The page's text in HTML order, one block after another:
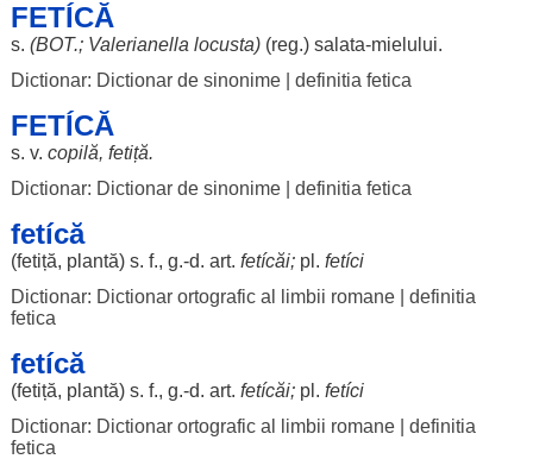
FETÍCĂ
s. (BOT.; Valerianella locusta) (reg.) salata-mielului.
Dictionar: Dictionar de sinonime| definitia fetica
FETÍCĂ
s. v. copilă, fetiță.
Dictionar: Dictionar de sinonime| definitia fetica
fetícă
(fetiță, plantă) s. f., g.-d. art. fetícăi; pl. fetíci
Dictionar: Dictionar ortografic al limbii romane| definitia
fetica
fetícă
(fetiță, plantă) s. f., g.-d. art. fetícăi; pl. fetíci
Dictionar: Dictionar ortografic al limbii romane| definitia
fetica